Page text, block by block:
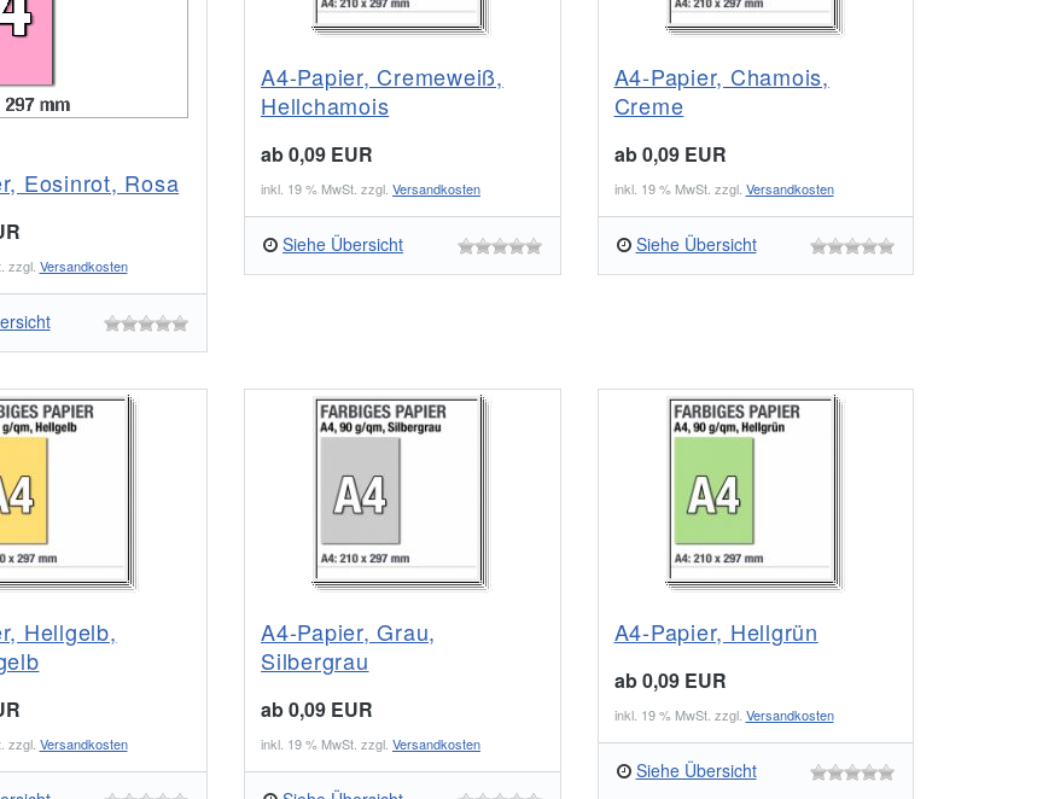
Eosinrot, Rosa
zzgl. Versandkosten
A4-Papier, Cremeweiß,
Hellchamois
ab 0,09 EUR
inkl. 19 % MwSt. zzgl. Versandkosten
Siehe Übersicht
A4-Papier, Chamois,
Creme
ab 0,09 EUR
inkl. 19 % MwSt. zzgl. Versandkosten
Siehe Übersicht
Hellgelb,
zzgl. Versandkosten
A4-Papier, Grau,
Silbergrau
ab 0,09 EUR
inkl. 19 % MwSt. zzgl. Versandkosten
A4-Papier, Hellgrün
ab 0,09 EUR
inkl. 19 % MwSt. zzgl. Versandkosten
Siehe Übersicht